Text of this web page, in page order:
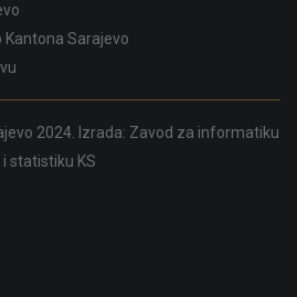
Sarajevo
2024. Izrada: Zavod za informatiku
i statistiku KS